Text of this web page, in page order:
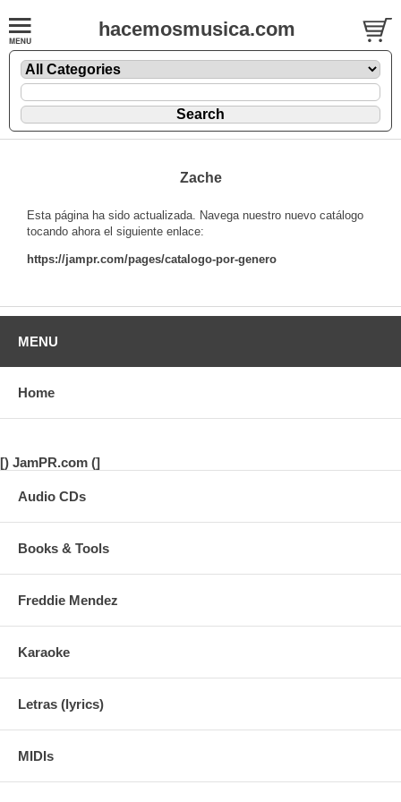
hacemosmusica.com
Zache
Esta página ha sido actualizada. Navega nuestro nuevo catálogo
tocando ahora el siguiente enlace:
https://jampr.com/pages/catalogo-por-genero
MENU
Home
[) JamPR.com (]
Audio CDs
Books & Tools
Freddie Mendez
Karaoke
Letras (lyrics)
MIDIs